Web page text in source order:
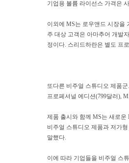
기업용 볼륨 라이선스 가격은
이외에 MS는 로우앤드 시장을
주 대상 고객은 아마추어 개발
정이다. 스리드하란은 별도 프
또다른 비주얼 스튜디오 제품
프로페셔널 에디션(799달러),
제품 출시와 함께 MS는 새로
비주얼 스튜디오 제품과 저가
말했다.
이에 따라 기업들을 비주얼 스